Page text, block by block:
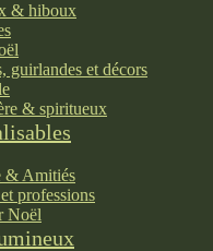
& hiboux
guirlandes et décors
& spiritueux
& Amitiés
professions
Noël